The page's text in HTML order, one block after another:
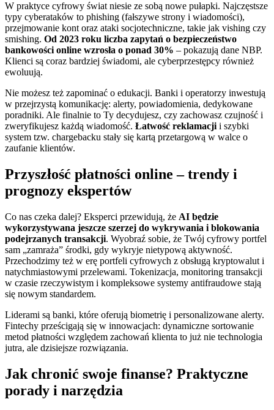
W praktyce cyfrowy świat niesie ze sobą nowe pułapki. Najczęstsze
typy cyberataków to phishing (fałszywe strony i wiadomości),
przejmowanie kont oraz ataki socjotechniczne, takie jak vishing czy
smishing. Od 2023 roku liczba zapytań o bezpieczeństwo
bankowości online wzrosła o ponad 30% – pokazują dane NBP.
Klienci są coraz bardziej świadomi, ale cyberprzestępcy również
ewoluują.
Nie możesz też zapominać o edukacji. Banki i operatorzy inwestują
w przejrzystą komunikację: alerty, powiadomienia, dedykowane
poradniki. Ale finalnie to Ty decydujesz, czy zachowasz czujność i
zweryfikujesz każdą wiadomość. Łatwość reklamacji i szybki
system tzw. chargebacku stały się kartą przetargową w walce o
zaufanie klientów.
Przyszłość płatności online – trendy i
prognozy ekspertów
Co nas czeka dalej? Eksperci przewidują, że AI będzie
wykorzystywana jeszcze szerzej do wykrywania i blokowania
podejrzanych transakcji. Wyobraź sobie, że Twój cyfrowy portfel
sam „zamraża” środki, gdy wykryje nietypową aktywność.
Przechodzimy też w erę portfeli cyfrowych z obsługą kryptowalut i
natychmiastowymi przelewami. Tokenizacja, monitoring transakcji
w czasie rzeczywistym i kompleksowe systemy antifraudowe stają
się nowym standardem.
Liderami są banki, które oferują biometrię i personalizowane alerty.
Fintechy prześcigają się w innowacjach: dynamiczne sortowanie
metod płatności względem zachowań klienta to już nie technologia
jutra, ale dzisiejsze rozwiązania.
Jak chronić swoje finanse? Praktyczne
porady i narzędzia